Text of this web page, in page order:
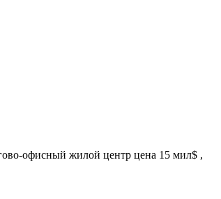
офисный жилой центр цена 15 мил$ ,